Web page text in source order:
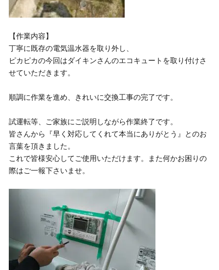
【作業内容】
丁寧に既存の電気温水器を取り外し、
ピカピカの今回はダイキンさんのエコキュートを取り付けさ
せていただきます。
順調に作業を進め、きれいに交換工事の完了です。
試運転等、ご家族にご説明しながら作業終了です。
皆さんから『早く対応してくれて本当にありがとう』とのお
言葉を頂きました。
これで皆様安心してご使用いただけます。また何かお困りの
際はご一報下さいませ。